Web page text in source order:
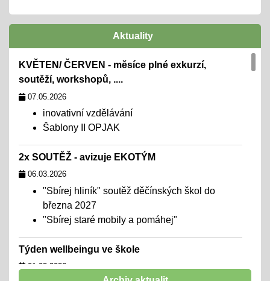
Aktuality
KVĚTEN/ ČERVEN - měsíce plné exkurzí,
soutěží, workshopů, ....
07.05.2026
inovativní vzdělávání
Šablony II OPJAK
2x SOUTĚŽ - avizuje EKOTÝM
06.03.2026
"Sbírej hliník" soutěž děčínských škol do
března 2027
"Sbírej staré mobily a pomáhej"
Týden wellbeingu ve škole
01.02.2026